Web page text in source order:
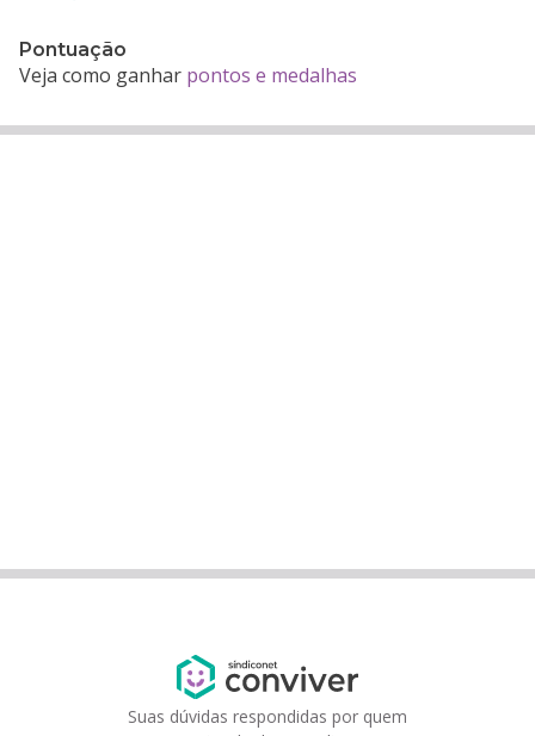
Pontuação
Veja como ganhar pontos e medalhas
Suas dúvidas respondidas por quem